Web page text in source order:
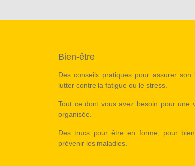
Bien-être
Des conseils pratiques pour assurer son
lutter contre la fatigue ou le stress.
Tout ce dont vous avez besoin pour une
organisée.
Des trucs pour être en forme, pour
prévenir les maladies.